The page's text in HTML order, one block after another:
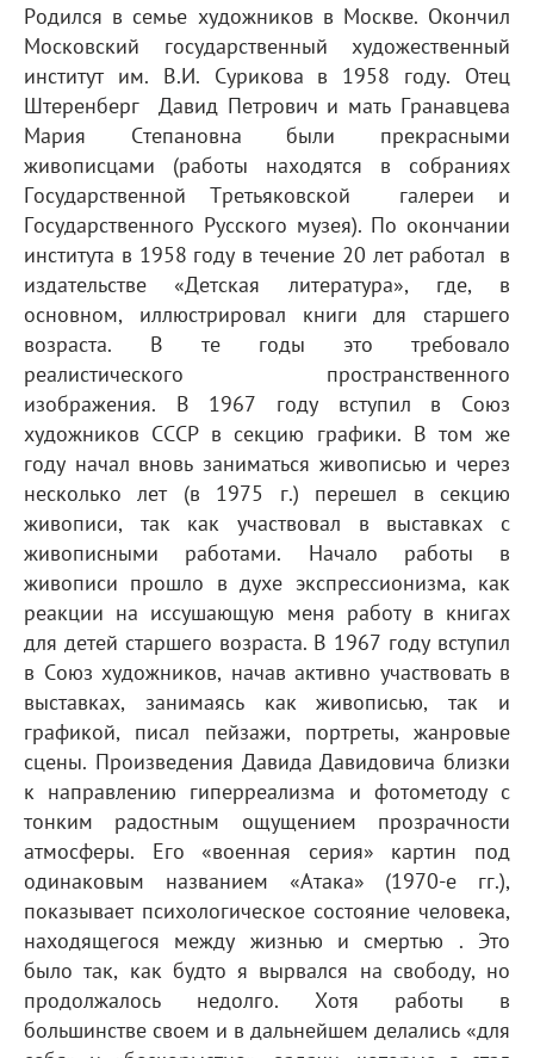
Родился в семье художников в Москве. Окончил
Московский государственный художественный
институт им. В.И. Сурикова в 1958 году. Отец
Штеренберг Давид Петрович и мать Гранавцева
Мария Степановна были прекрасными
живописцами (работы находятся в собраниях
Государственной Третьяковской галереи и
Государственного Русского музея). По окончании
института в 1958 году в течение 20 лет работал в
издательстве «Детская литература», где, в
основном, иллюстрировал книги для старшего
возраста. В те годы это требовало
реалистического пространственного
изображения. В 1967 году вступил в Союз
художников СССР в секцию графики. В том же
году начал вновь заниматься живописью и через
несколько лет (в 1975 г.) перешел в секцию
живописи, так как участвовал в выставках с
живописными работами. Начало работы в
живописи прошло в духе экспрессионизма, как
реакции на иссушающую меня работу в книгах
для детей старшего возраста. В 1967 году вступил
в Союз художников, начав активно участвовать в
выставках, занимаясь как живописью, так и
графикой, писал пейзажи, портреты, жанровые
сцены. Произведения Давида Давидовича близки
к направлению гиперреализма и фотометоду с
тонким радостным ощущением прозрачности
атмосферы. Его «военная серия» картин под
одинаковым названием «Атака» (1970-е гг.),
показывает психологическое состояние человека,
находящегося между жизнью и смертью . Это
было так, как будто я вырвался на свободу, но
продолжалось недолго. Хотя работы в
большинстве своем и в дальнейшем делались «для